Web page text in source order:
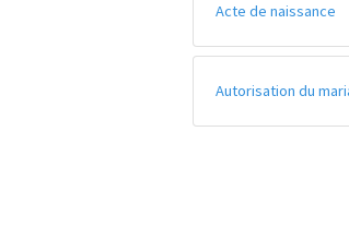
Acte de naissance
Autorisation du